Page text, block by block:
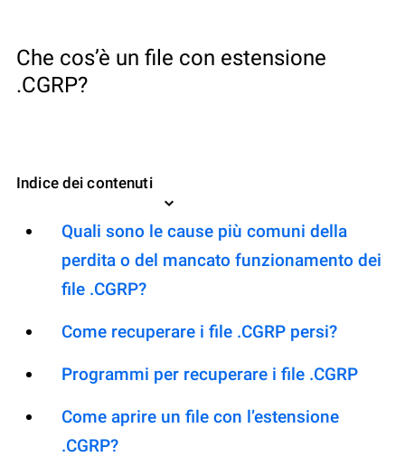
Che cos’è un file con estensione
.CGRP?
Indice dei contenuti
Quali sono le cause più comuni della
perdita o del mancato funzionamento dei
file .CGRP?
Come recuperare i file .CGRP persi?
Programmi per recuperare i file .CGRP
Come aprire un file con l’estensione
.CGRP?